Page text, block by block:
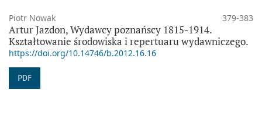
Piotr Nowak 379-383
Artur Jazdon, Wydawcy poznańscy 1815-1914.
Kształtowanie środowiska i repertuaru wydawniczego.
https://doi.org/10.14746/b.2012.16.16
PDF